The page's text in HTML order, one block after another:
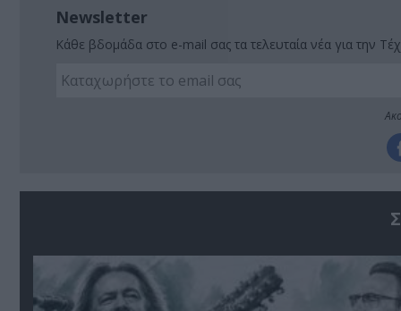
Newsletter
Κάθε βδομάδα στο e-mail σας τα τελευταία νέα για την